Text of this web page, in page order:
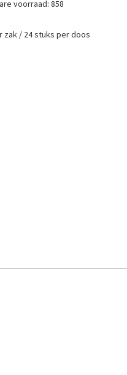
voorraad: 858
zak / 24 stuks per doos